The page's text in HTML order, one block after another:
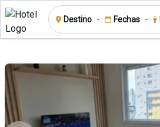
Destino - Fechas -